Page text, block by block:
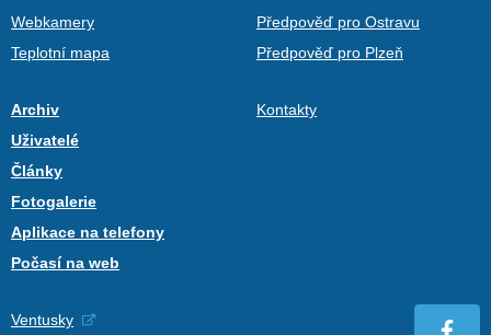
Webkamery
Teplotní mapa
Předpověď pro Ostravu
Předpověď pro Plzeň
Archiv
Uživatelé
Články
Fotogalerie
Aplikace na telefony
Počasí na web
Kontakty
Ventusky